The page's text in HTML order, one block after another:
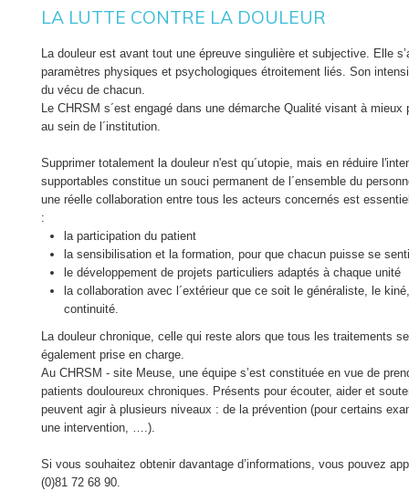
LA LUTTE CONTRE LA DOULEUR
La douleur est avant tout une épreuve singulière et subjective. Elle
paramètres physiques et psychologiques étroitement liés. Son
du vécu de chacun.
Le CHRSM s´est engagé dans une démarche Qualité visant à mieux
au sein de l´institution.
Supprimer totalement la douleur n'est qu´utopie, mais en réduire
supportables constitue un souci permanent de l´ensemble du
une réelle collaboration entre tous les acteurs concernés est
:
la participation du patient
la sensibilisation et la formation, pour que chacun puisse se
le développement de projets particuliers adaptés à chaque unité
la collaboration avec l´extérieur que ce soit le généraliste, le
continuité.
La douleur chronique, celle qui reste alors que tous les traitements
également prise en charge.
Au CHRSM - site Meuse, une équipe s’est constituée en vue de
patients douloureux chroniques. Présents pour écouter, aider et
peuvent agir à plusieurs niveaux : de la prévention (pour certains
une intervention, ….).
Si vous souhaitez obtenir davantage d’informations, vous pouvez
(0)81 72 68 90.